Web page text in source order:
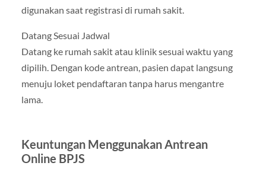
digunakan saat registrasi di rumah sakit.
Datang Sesuai Jadwal
Datang ke rumah sakit atau klinik sesuai waktu yang
dipilih. Dengan kode antrean, pasien dapat langsung
menuju loket pendaftaran tanpa harus mengantre
lama.
Keuntungan Menggunakan Antrean
Online BPJS